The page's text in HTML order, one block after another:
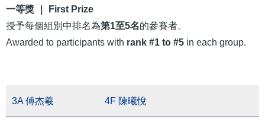
⼀等獎 ｜ First Prize
授予每個組別中排名為第1⾄5名的參賽者。
Awarded to participants with rank #1 to #5 in each group.
3A 傅杰羲 4F 陳曦悅